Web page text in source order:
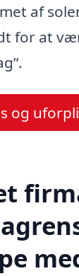
af
for at
og